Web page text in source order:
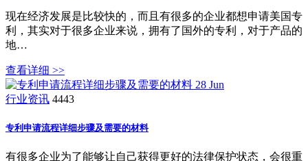
现在经济发展是比较快的，而且有很多的企业都想申请美国专
利，其实对于很多企业来说，拥有了国外的专利，对于产品的
地…
查看详细 >>
28 Jun
行业资讯 4443
专利申请流程详细步骤及需要的材料
有很多企业为了能够让自己获得更好的法律保护状态，会很重